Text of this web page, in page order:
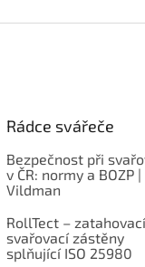
Rádce svářeče
Bezpečnost při
v ČR: normy a BOZP |
Vildman
RollTect – zatahovací
svařovací zástěny
splňující ISO 25980